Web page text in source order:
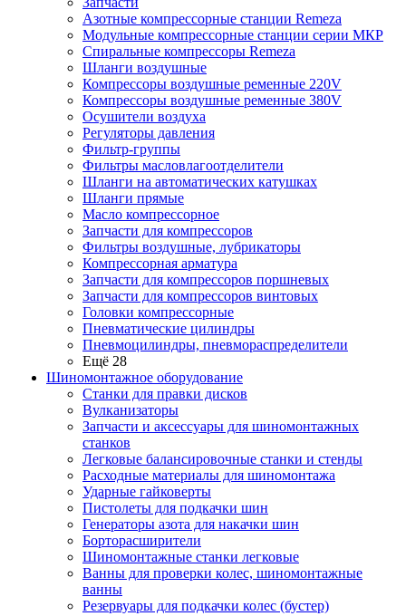
Азотные компрессорные станции Remeza
Модульные компрессорные станции серии МКР
Спиральные компрессоры Remeza
Шланги воздушные
Компрессоры воздушные ременные 220V
Компрессоры воздушные ременные 380V
Осушители воздуха
Регуляторы давления
Фильтр-группы
Фильтры масловлагоотделители
Шланги на автоматических катушках
Шланги прямые
Масло компрессорное
Запчасти для компрессоров
Фильтры воздушные, лубрикаторы
Компрессорная арматура
Запчасти для компрессоров поршневых
Запчасти для компрессоров винтовых
Головки компрессорные
Пневматические цилиндры
Пневмоцилиндры, пневмораспределители
Ещё 28
Шиномонтажное оборудование
Станки для правки дисков
Вулканизаторы
Запчасти и аксессуары для шиномонтажных
станков
Легковые балансировочные станки и стенды
Расходные материалы для шиномонтажа
Ударные гайковерты
Пистолеты для подкачки шин
Генераторы азота для накачки шин
Борторасширители
Шиномонтажные станки легковые
Ванны для проверки колес, шиномонтажные
ванны
Резервуары для подкачки колес (бустер)